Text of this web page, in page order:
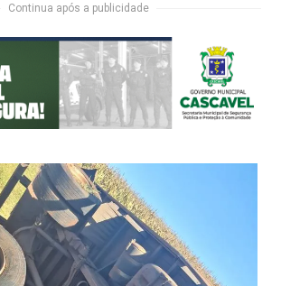
Continua após a publicidade